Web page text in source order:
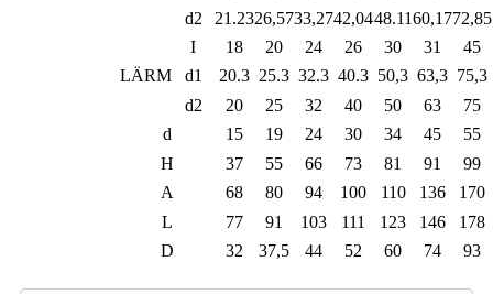
d2
21.2326,5733,2742,0448.1160,1772,85
LÄRM
I 18 20 24 26 30 31
45
d1
20.3 25.3 32.3 40.3 50,3 63,3 75,3
d2
20 25 32 40 50 63
75
d
15 19 24 30 34 45
55
H
37 55 66 73 81 91
99
A
68 80 94 100 110 136
170
L
77 91 103 111 123 146
178
D
32 37,5 44 52 60 74 93